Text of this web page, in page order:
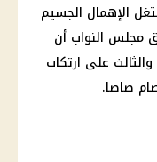
الإهمال الجسيم
مجلس النواب أن
على ارتكاب
صاصا.